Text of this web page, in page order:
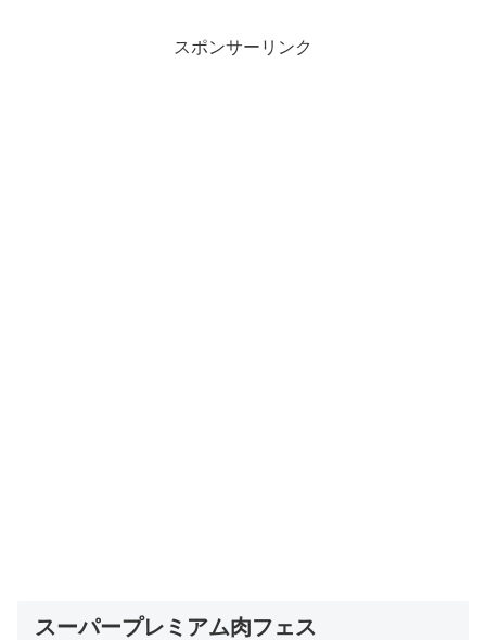
スポンサーリンク
スーパープレミアム肉フェス